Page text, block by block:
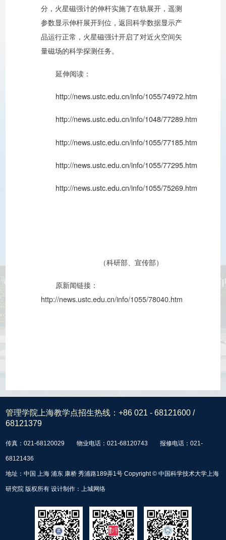
分，火星磁强计的伸杆实施了在轨展开，遥测
参数显示伸杆展开到位，返回科学数据显示产
品运行正常，火星磁强计开启了对近火空间矢
量磁场的科学探测任务。
延伸阅读：
http://news.ustc.edu.cn/info/1055/74972.htm
http://news.ustc.edu.cn/info/1048/77289.htm
http://news.ustc.edu.cn/info/1055/77185.htm
http://news.ustc.edu.cn/info/1055/77295.htm
http://news.ustc.edu.cn/info/1055/75269.htm
（科研部、宣传部）
原新闻链接：
http://news.ustc.edu.cn/info/1055/78040.htm
管理学院上海教学点招生热线：+86 021 - 68121600 /
68121379
传真：021-68120029 物业电话：021-68120743 报修电话：021-
68121436
地址：中国 上海 浦东 康桥 秀浦路189弄1号 Copyright © 中国科学技术大学上海
研究院 版权所有 设计制作：上城网络